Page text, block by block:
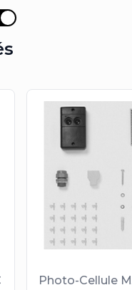
les photo-
vous pouvez visiter
les articles en rupture
Photo-Cellule